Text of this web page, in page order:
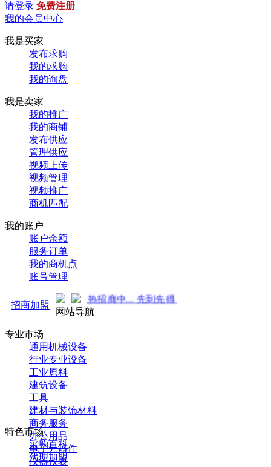
请登录 免费注册
我的会员中心
我是买家
发布求购
我的求购
我的询盘
我是卖家
我的推广
我的商铺
发布供应
管理供应
视频上传
视频管理
视频推广
商机匹配
我的账户
账户余额
服务订单
我的商机点
账号管理
招商加盟
势来袭！火热招商中... 先到先得 ！
网站导航
专业市场
通用机械设备
行业专业设备
工业原料
建筑设备
工具
建材与装饰材料
商务服务
办公用品
电子元器件
仪器仪表
特色市场
采购百科
代理加盟